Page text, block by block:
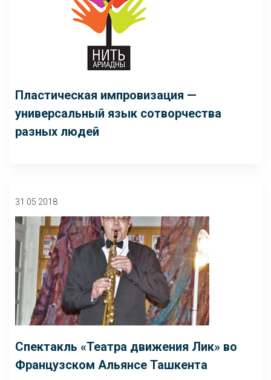
Пластическая импровизация —
универсальный язык сотворчества
разных людей
31 05 2018
Спектакль «Театра движения Лик» во
Французском Альянсе Ташкента